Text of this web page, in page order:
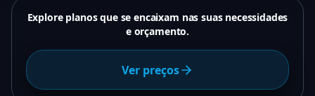
Explore planos que se encaixam nas suas necessidades
e orçamento.
Ver preços